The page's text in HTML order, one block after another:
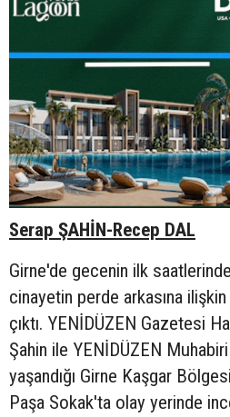
Serap ŞAHİN-Recep DAL
Girne'de gecenin ilk
cinayetin perde arkasına
çıktı. YENİDÜZEN Gazetesi
Şahin ile YENİDÜZEN
yaşandığı Girne Kaşgar
Paşa Sokak'ta olay yerinde